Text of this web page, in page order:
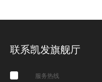
联系凯发旗舰厅
服务热线